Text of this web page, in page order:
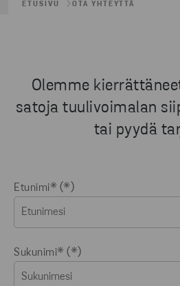
ETUSIVU OTA YHTEYTTÄ
Olemme
satoja tuulivoimalan
tai pyydä
Etunimi*
Sukunimi*